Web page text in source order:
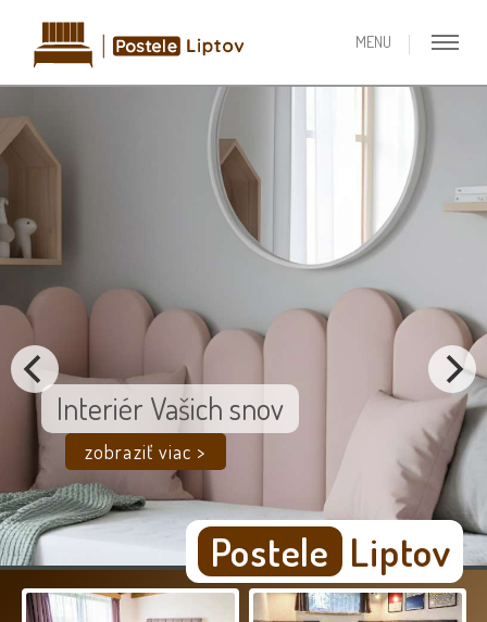
Interiér Vašich snov
zobraziť viac >
Postele Liptov